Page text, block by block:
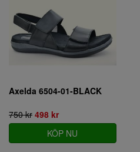
Axelda 6504-01-BLACK
750 kr 498 kr
KÖP NU